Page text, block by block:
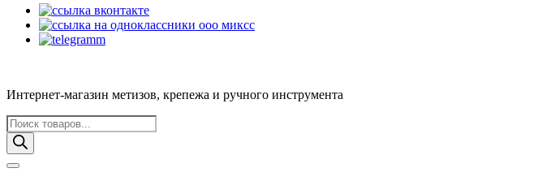
Интернет-магазин метизов, крепежа и ручного инструмента
Поиск
товаров